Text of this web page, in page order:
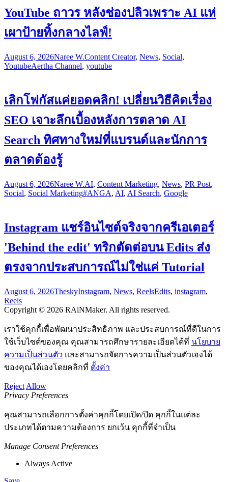
YouTube ถาวร หลังช่องปลิวเพราะ AI แห่
เผาป้ายทิ้งกลางไลฟ์!
August 6, 2026Naree W.Content Creator, News, Social,
YoutubeAertha Channel, youtube
เลิกโฟกัสแค่ยอดคลิก! เปลี่ยนวิธีคิดเรื่อง
SEO เจาะลึกเบื้องหลังการตลาด AI
Search ทิศทางใหม่ที่แบรนด์และนักการ
ตลาดต้องรู้
August 6, 2026Naree W.AI, Content Marketing, News, PR Post,
Social, Social Marketing#ANGA, AI, AI Search, Google
Instagram แชร์อินไซต์จริงจากครีเอเตอร์
'Behind the edit' ทริกตัดต่อบน Edits ส่ง
ตรงจากประสบการณ์ไม่ใช่แค่ Tutorial
August 6, 2026TheskyInstagram, News, ReelsEdits, instagram,
Reels
Copyright © 2026 RAiNMaker. All rights reserved.
เราใช้คุกกี้เพื่อพัฒนาประสิทธิภาพ และประสบการณ์ที่ดีในการ
ใช้เว็บไซต์ของคุณ คุณสามารถศึกษารายละเอียดได้ที่ นโยบาย
ความเป็นส่วนตัว และสามารถจัดการความเป็นส่วนตัวเองได้
ของคุณได้เองโดยคลิกที่ ตั้งค่า
Reject Allow
Privacy Preferences
คุณสามารถเลือกการตั้งค่าคุกกี้โดยเปิด/ปิด คุกกี้ในแต่ละ
ประเภทได้ตามความต้องการ ยกเว้น คุกกี้ที่จำเป็น
Manage Consent Preferences
Always Active